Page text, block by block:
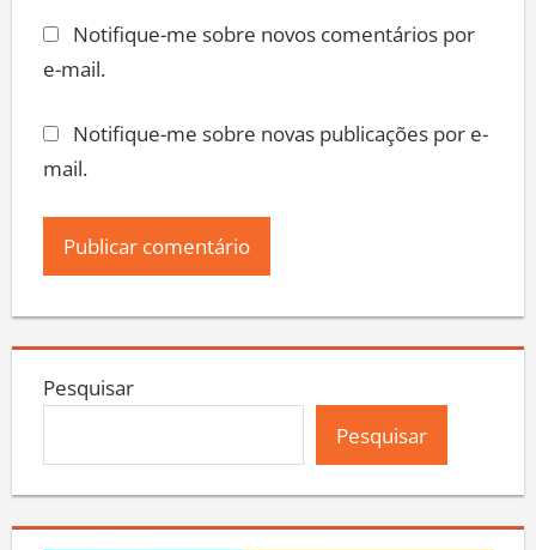
Notifique-me sobre novos comentários por
e-mail.
Notifique-me sobre novas publicações por e-
mail.
Pesquisar
Pesquisar